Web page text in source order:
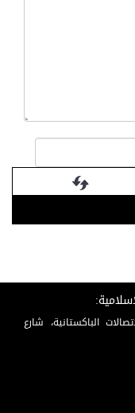
الباكستانية، شارع